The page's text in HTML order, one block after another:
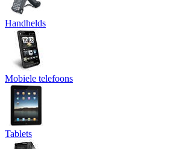
Handhelds
Mobiele telefoons
Tablets